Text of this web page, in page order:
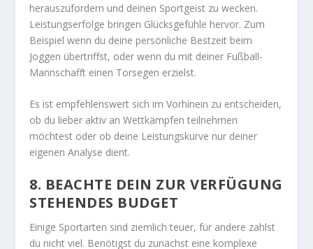
herauszufordern und deinen Sportgeist zu wecken.
Leistungserfolge bringen Glücksgefühle hervor. Zum
Beispiel wenn du deine persönliche Bestzeit beim
Joggen übertriffst, oder wenn du mit deiner Fußball-
Mannschafft einen Torsegen erzielst.
Es ist empfehlenswert sich im Vorhinein zu entscheiden,
ob du lieber aktiv an Wettkämpfen teilnehmen
möchtest oder ob deine Leistungskurve nur deiner
eigenen Analyse dient.
8. BEACHTE DEIN ZUR VERFÜGUNG
STEHENDES BUDGET
Einige Sportarten sind ziemlich teuer, für andere zahlst
du nicht viel. Benötigst du zunächst eine komplexe